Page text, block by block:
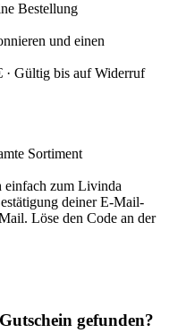
Bestellung
und einen
· Gültig bis auf Widerruf
Sortiment
zum Livinda
deiner E-Mail-
Löse den Code an der
gefunden?